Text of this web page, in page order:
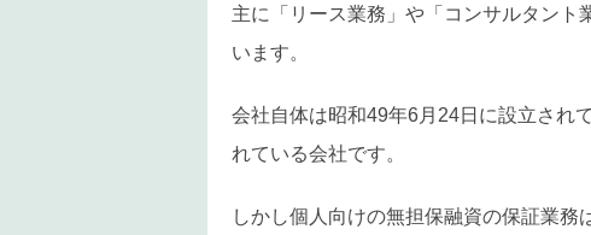
主に「リース業務」や「コンサルタント
います。
会社自体は昭和49年6月24日に設立され
れている会社です。
しかし個人向けの無担保融資の保証業